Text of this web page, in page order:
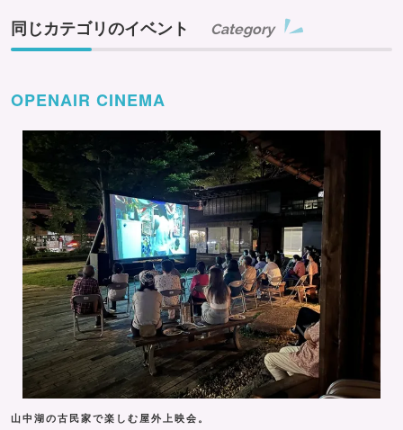
同じカテゴリのイベント Category
OPENAIR CINEMA
山中湖の古民家で楽しむ屋外上映会。